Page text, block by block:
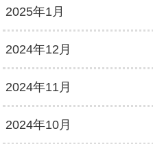
2025年1月
2024年12月
2024年11月
2024年10月